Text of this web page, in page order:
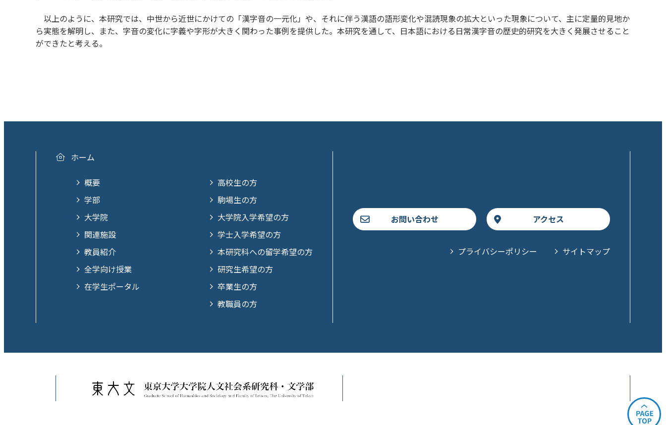
以上のように、本研究では、中世から近世にかけての「漢字音の一元化」や、それに伴う漢語の語形変化や混読現象の拡大といった現象について、主に定量的見地か
ら実態を解明し、また、字音の変化に字義や字形が大きく関わった事例を提供した。本研究を通して、日本語における日常漢字音の歴史的研究を大きく発展させること
ができたと考える。
ホーム
概要
学部
大学院
関連施設
教員紹介
全学向け授業
在学生ポータル
高校生の方
駒場生の方
大学院入学希望の方
学士入学希望の方
本研究科への留学希望の方
研究生希望の方
卒業生の方
教職員の方
お問い合わせ アクセス
プライバシーポリシー サイトマップ